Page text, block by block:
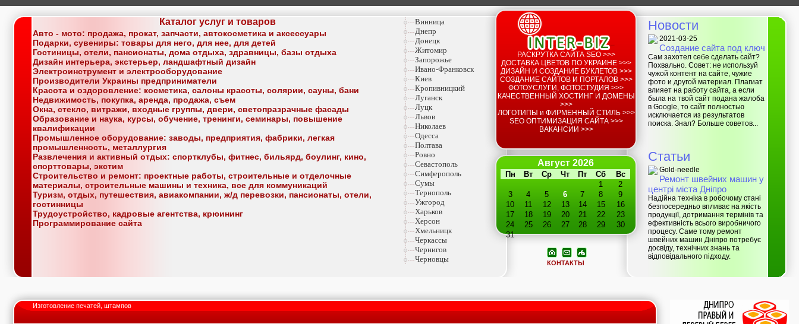
Каталог услуг и товаров
Авто - мото: продажа, прокат, запчасти, автокосметика и аксессуары
Подарки, сувениры: товары для него, для нее, для детей
Гостиницы, отели, пансионаты, дома отдыха, здравницы, базы отдыха
Дизайн интерьера, экстерьер, ландшафтный дизайн
Электроинструмент и электрооборудование
Производители Украины предприниматели
Красота и оздоровление: косметика, салоны красоты, солярии, сауны, бани
Недвижимость, покупка, аренда, продажа, съем
Окна, стекло, витражи, входные группы, двери, светопразрачные фасады
Образование и наука, курсы, обучение, тренинги, семинары, повышение
квалификации
Промышленное оборудование: заводы, предприятия, фабрики, легкая
промышленность, металлургия
Развлечения и активный отдых: спортклубы, фитнес, бильярд, боулинг, кино,
спорттовары, экстим
Строительство и ремонт: проектные работы, строительные и отделочные
материалы, строительные машины и техника, все для коммуникаций
Туризм, отдых, путешествия, авиакомпании, ж/д перевозки, пансионаты, отели,
гостинницы
Трудоустройство, кадровые агентства, крюининг
Программирование сайта
Винница
Днепр
Донецк
Житомир
Запорожье
Ивано-Франковск
Киев
Кропивницкий
Луганск
Луцк
Львов
Николаев
Одесса
Полтава
Ровно
Севастополь
Симферополь
Сумы
Тернополь
Ужгород
Харьков
Херсон
Хмельницк
Черкассы
Чернигов
Черновцы
РАСКРУТКА САЙТА SEO >>>
ДОСТАВКА ЦВЕТОВ ПО УКРАИНЕ >>>
ДИЗАЙН И СОЗДАНИЕ БУКЛЕТОВ >>>
СОЗДАНИЕ САЙТОВ И ПОРТАЛОВ >>>
ФОТОУСЛУГИ, ФОТОСТУДИЯ >>>
КАЧЕСТВЕННЫЙ ХОСТИНГ И ДОМЕНЫ
>>>
ЛОГОТИПЫ и ФИРМЕННЫЙ СТИЛЬ >>>
SEO ОПТИМИЗАЦИЯ САЙТА >>>
ВАКАНСИИ >>>
Август 2026
Пн Вт Ср Чт Пт Сб
Вс
1
2
3
4 5 6 7 8
9
10
11 12 13 14 15
16
17
18 19 20 21 22
23
24
25 26 27 28 29
30
31
КОНТАКТЫ
Новости
2021-03-25
Создание сайта под ключ
Сам захотел себе сделать сайт?
Похвально. Совет: не используй
чужой контент на сайте, чужие
фото и другой материал. Плагиат
влияет на работу сайта, а если
была на твой сайт подана жалоба
в Google, то сайт полностью
исключается из результатов
поиска. Знал? Больше советов...
Статьи
Gold-needle
Ремонт швейних машин у
центрі міста Дніпро
Надійна техніка в робочому стані
безпосередньо впливає на якість
продукції, дотримання термінів та
ефективність всього виробничого
процесу. Саме тому ремонт
швейних машин Дніпро потребує
досвіду, технічних знань та
відповідального підходу.
Изготовление печатей, штампов